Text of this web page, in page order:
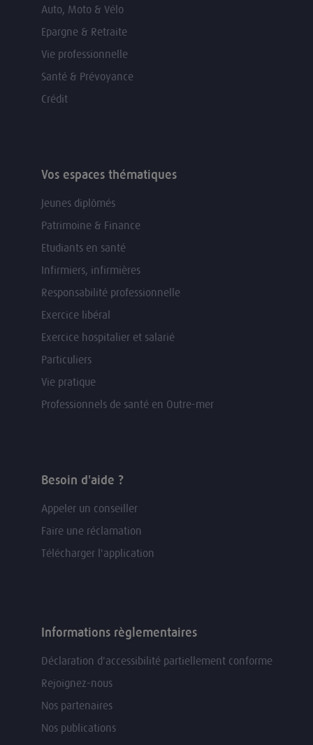
Auto, Moto & Vélo
Epargne & Retraite
Vie professionnelle
Santé & Prévoyance
Crédit
Vos espaces thématiques
Jeunes diplômés
Patrimoine & Finance
Etudiants en santé
Infirmiers, infirmières
Responsabilité professionnelle
Exercice libéral
Exercice hospitalier et salarié
Particuliers
Vie pratique
Professionnels de santé en Outre-mer
Besoin d'aide ?
Appeler un conseiller
Faire une réclamation
Télécharger l'application
Informations règlementaires
Déclaration d'accessibilité partiellement conforme
Rejoignez-nous
Nos partenaires
Nos publications